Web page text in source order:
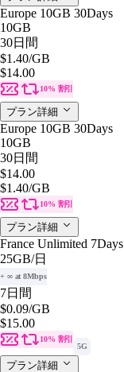
Europe 10GB 30Days
10GB
30日間
$1.40/GB
$14.00
10% 割引
プラン詳細
Europe 10GB 30Days
10GB
30日間
$14.00
$1.40/GB
10% 割引
プラン詳細
France Unlimited 7Days
25GB/日
+ ∞ at 8Mbps
7日間
$0.09/GB
$15.00
10% 割引
5G
プラン詳細